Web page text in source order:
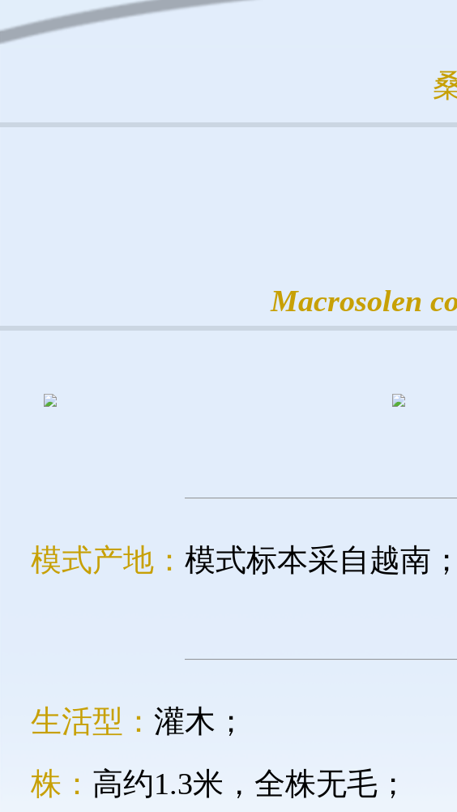
Macrosolen
模式产地：模式标本采自越南；
生活型：灌木；
株： 高约1.3米，全株无毛；